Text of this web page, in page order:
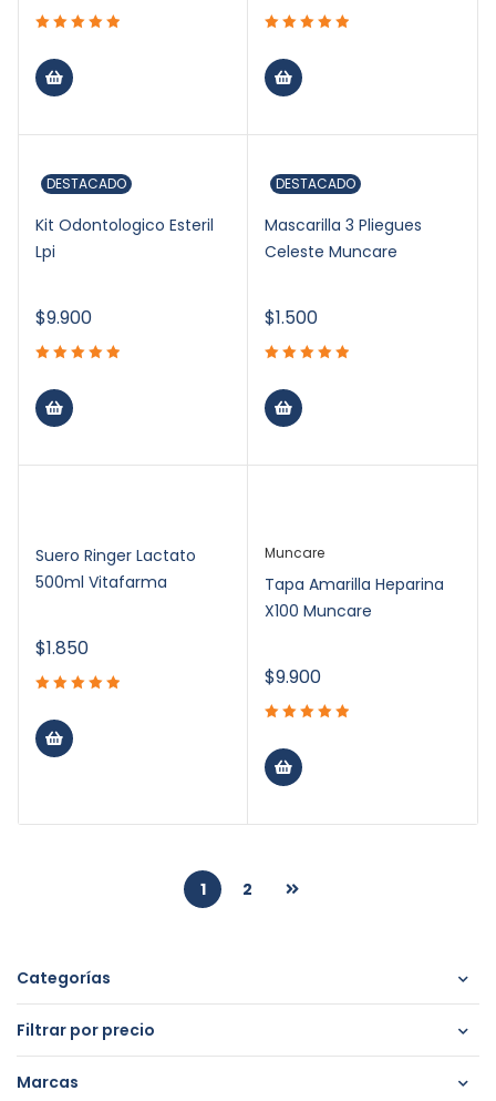
Categorías
Filtrar por precio
Marcas
DESTACADO
Kit Odontologico Esteril
Lpi
$9.900
DESTACADO
Mascarilla 3 Pliegues
Celeste Muncare
$1.500
Suero Ringer Lactato
500ml Vitafarma
$1.850
Muncare
Tapa Amarilla Heparina
X100 Muncare
$9.900
1 2